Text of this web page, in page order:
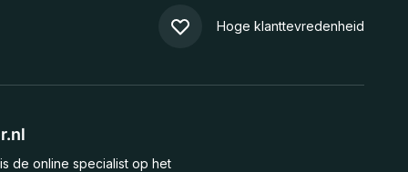
Hoge klanttevredenheid
de online specialist op het